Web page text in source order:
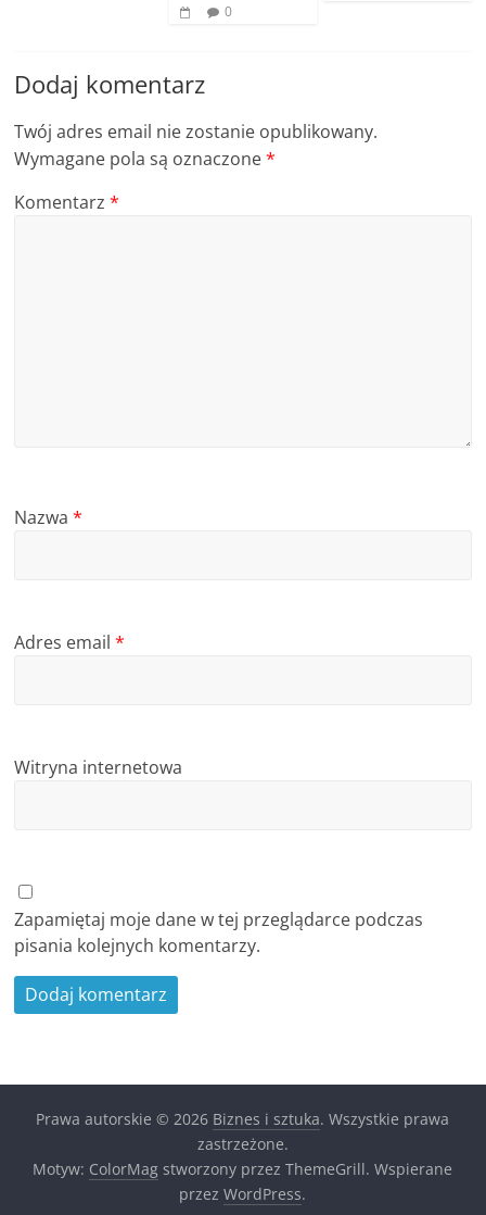
0
Dodaj komentarz
Twój adres email nie zostanie opublikowany.
Wymagane pola są oznaczone*
Komentarz*
Nazwa*
Adres email*
Witryna internetowa
Zapamiętaj moje dane w tej przeglądarce podczas
pisania kolejnych komentarzy.
Prawa autorskie © 2026 Biznes i sztuka. Wszystkie prawa
zastrzeżone.
Motyw: ColorMag stworzony przez ThemeGrill. Wspierane
przezWordPress.